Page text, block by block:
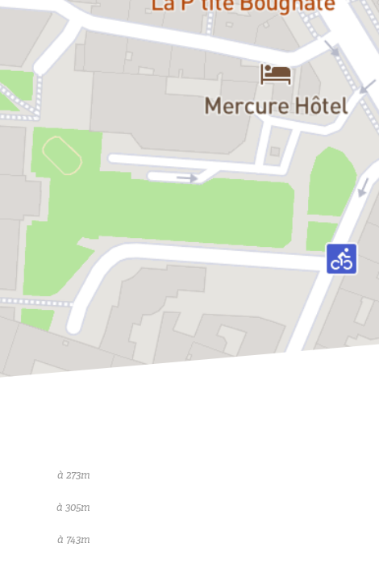
à 273m
à 305m
à 743m